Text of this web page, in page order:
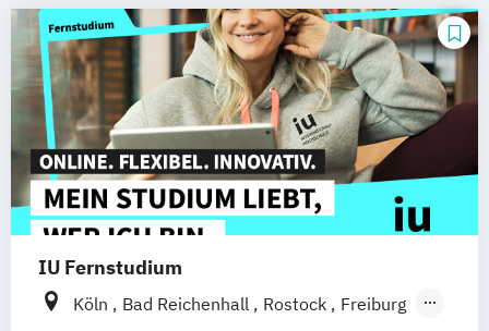
Physician Assistance
Physician Assistance für
Gesundheitsberufe
IU Fernstudium
Köln Bad Reichenhall Rostock
Freiburg